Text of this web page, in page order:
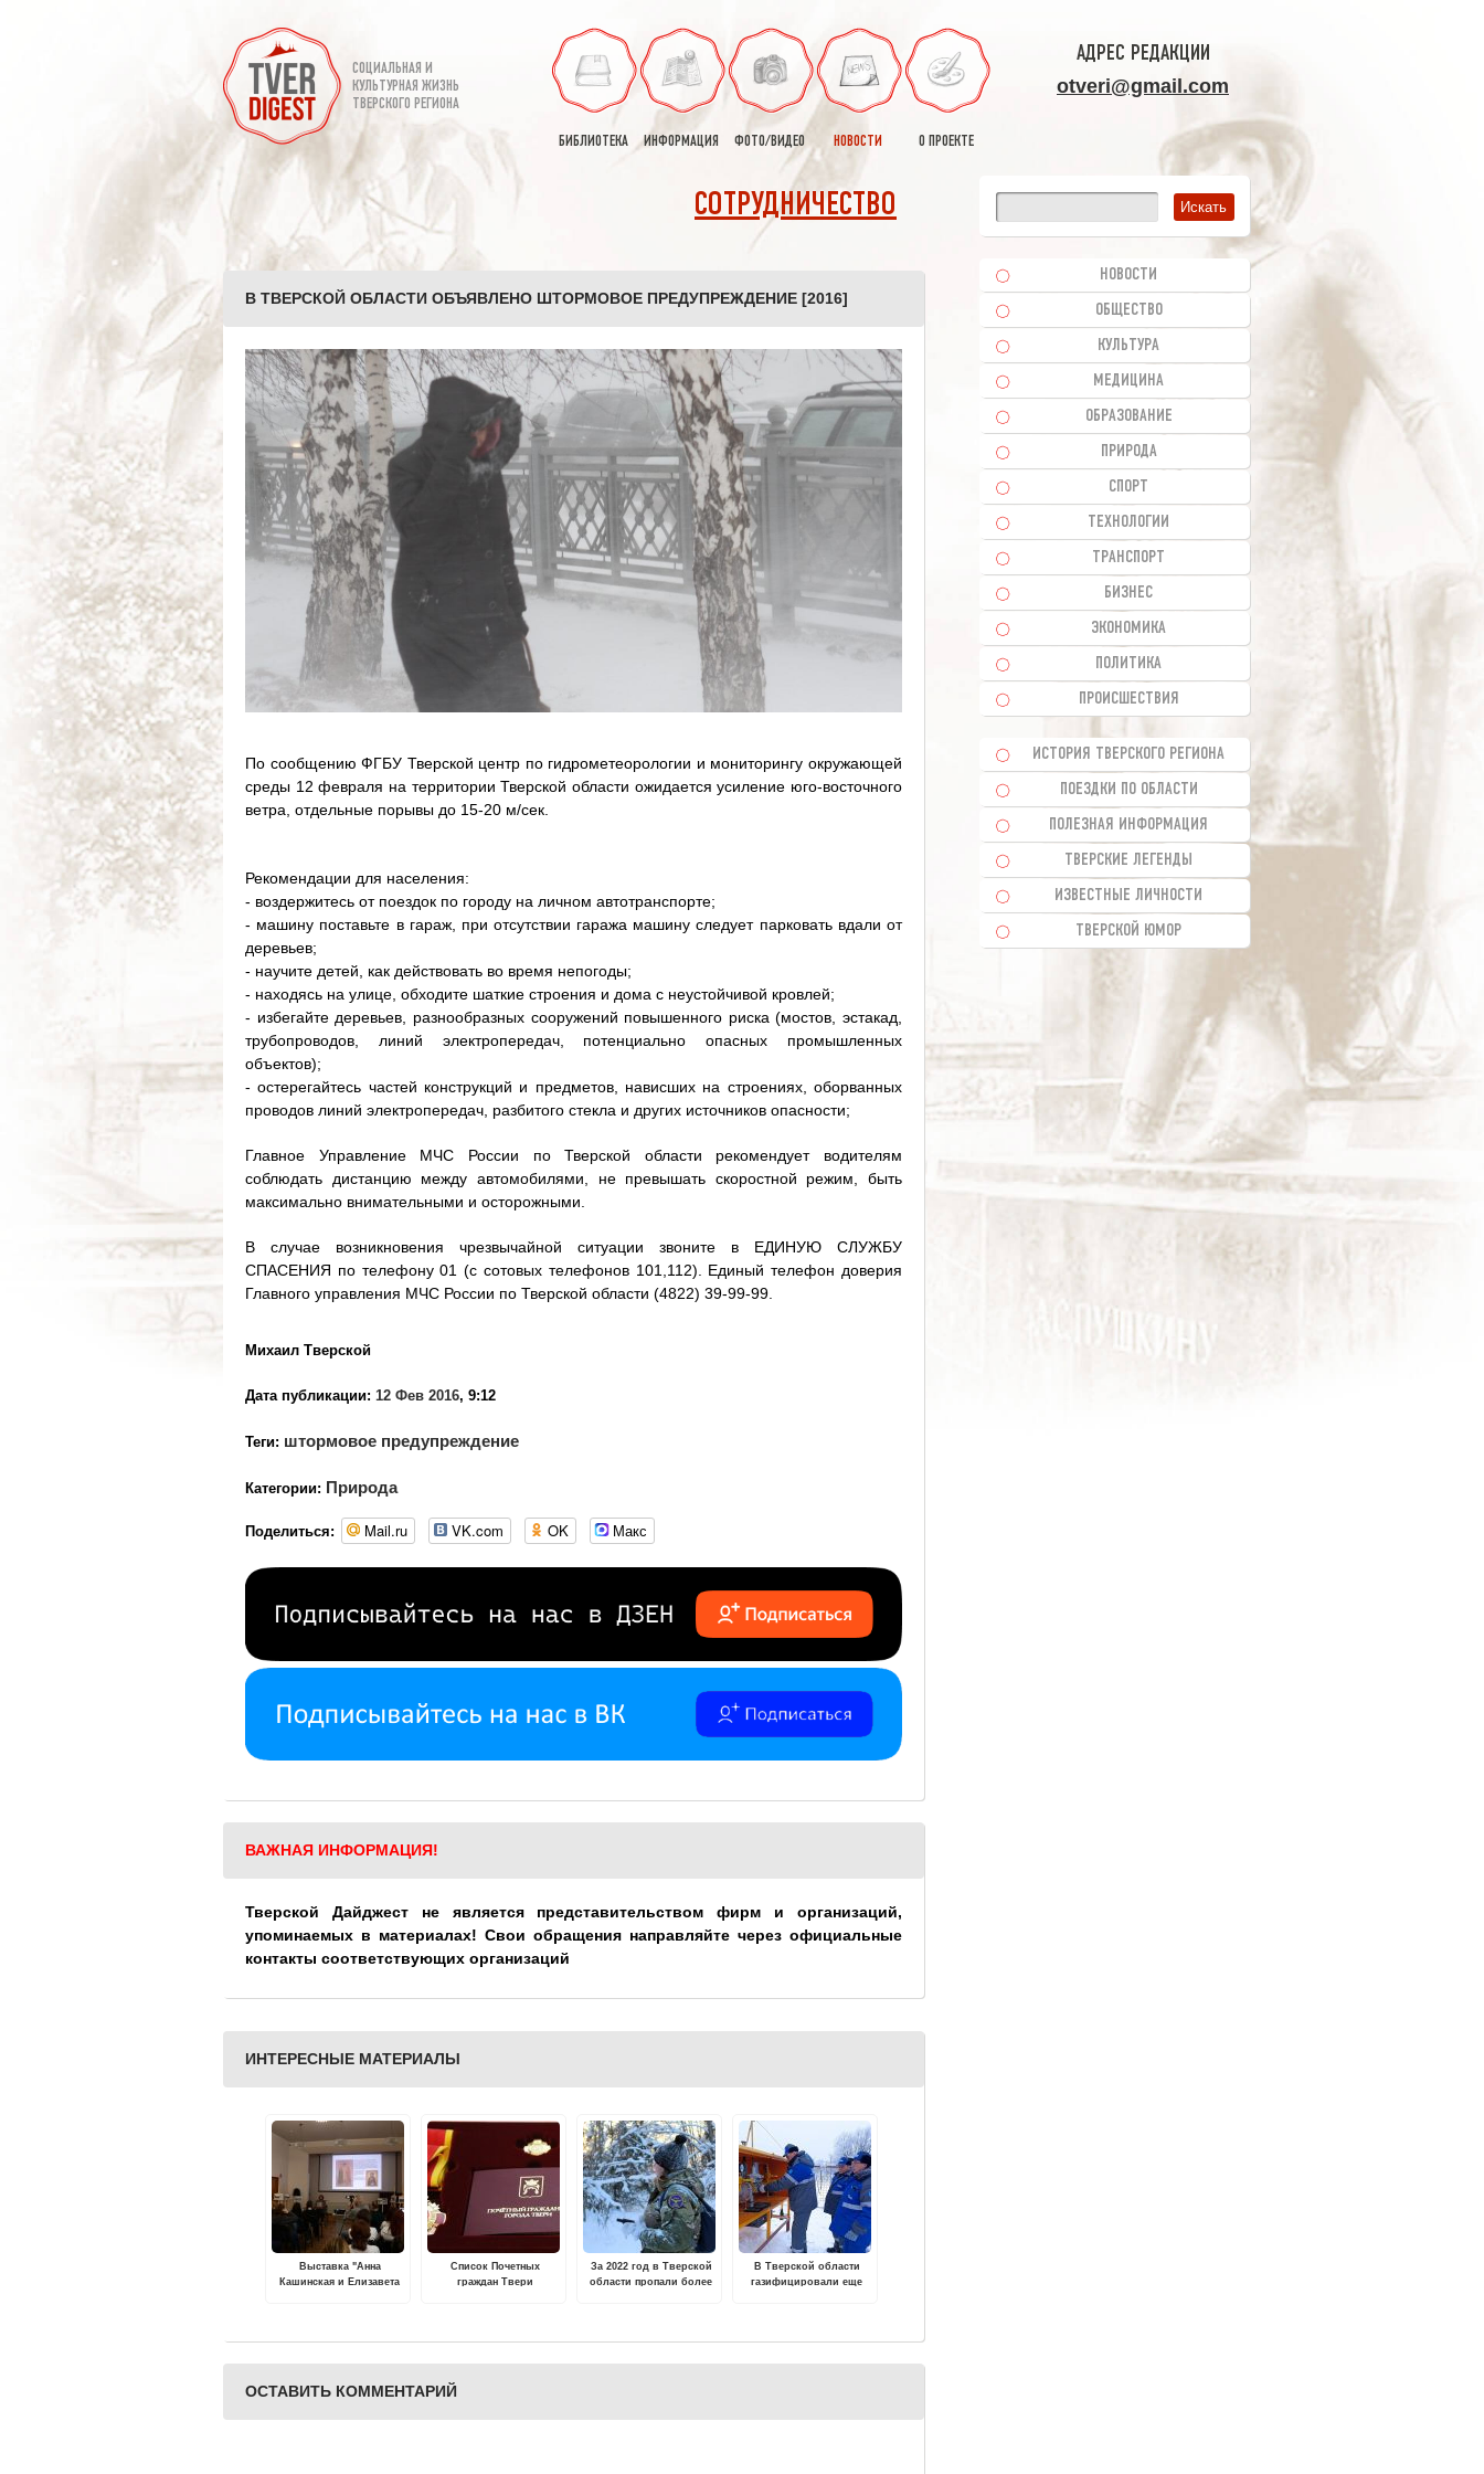
СОЦИАЛЬНАЯ И
КУЛЬТУРНАЯ ЖИЗНЬ
ТВЕРСКОГО РЕГИОНА
БИБЛИОТЕКА ИНФОРМАЦИЯ ФОТО/ВИДЕО НОВОСТИ О ПРОЕКТЕ
АДРЕС РЕДАКЦИИ
otveri@gmail.com
СОТРУДНИЧЕСТВО
В ТВЕРСКОЙ ОБЛАСТИ ОБЪЯВЛЕНО ШТОРМОВОЕ ПРЕДУПРЕЖДЕНИЕ [2016]
По сообщению ФГБУ Тверской центр по гидрометеорологии и мониторингу окружающей
среды 12 февраля на территории Тверской области ожидается усиление юго-восточного
ветра, отдельные порывы до 15-20 м/сек.
Рекомендации для населения:
- воздержитесь от поездок по городу на личном автотранспорте;
- машину поставьте в гараж, при отсутствии гаража машину следует парковать вдали от
деревьев;
- научите детей, как действовать во время непогоды;
- находясь на улице, обходите шаткие строения и дома с неустойчивой кровлей;
- избегайте деревьев, разнообразных сооружений повышенного риска (мостов, эстакад,
трубопроводов, линий электропередач, потенциально опасных промышленных
объектов);
- остерегайтесь частей конструкций и предметов, нависших на строениях, оборванных
проводов линий электропередач, разбитого стекла и других источников опасности;
Главное Управление МЧС России по Тверской области рекомендует водителям
соблюдать дистанцию между автомобилями, не превышать скоростной режим, быть
максимально внимательными и осторожными.
В случае возникновения чрезвычайной ситуации звоните в ЕДИНУЮ СЛУЖБУ
СПАСЕНИЯ по телефону 01 (с сотовых телефонов 101,112). Единый телефон доверия
Главного управления МЧС России по Тверской области (4822) 39-99-99.
Михаил Тверской
Дата публикации: 12 Фев 2016, 9:12
Теги: штормовое предупреждение
Категории: Природа
Поделиться: Mail.ru VK.com OK Макс
ВАЖНАЯ ИНФОРМАЦИЯ!
Тверской Дайджест не является представительством фирм и организаций,
упоминаемых в материалах! Свои обращения направляйте через официальные
контакты соответствующих организаций
ИНТЕРЕСНЫЕ МАТЕРИАЛЫ
Выставка "Анна
Кашинская и Елизавета
им.Л.Чайкиной
Список Почетных
граждан Твери
За 2022 год в Тверской
области пропали более
В Тверской области
газифицировали еще
ОСТАВИТЬ КОММЕНТАРИЙ
НОВОСТИ
ОБЩЕСТВО
КУЛЬТУРА
МЕДИЦИНА
ОБРАЗОВАНИЕ
ПРИРОДА
СПОРТ
ТЕХНОЛОГИИ
ТРАНСПОРТ
БИЗНЕС
ЭКОНОМИКА
ПОЛИТИКА
ПРОИСШЕСТВИЯ
ИСТОРИЯ ТВЕРСКОГО РЕГИОНА
ПОЕЗДКИ ПО ОБЛАСТИ
ПОЛЕЗНАЯ ИНФОРМАЦИЯ
ТВЕРСКИЕ ЛЕГЕНДЫ
ИЗВЕСТНЫЕ ЛИЧНОСТИ
ТВЕРСКОЙ ЮМОР